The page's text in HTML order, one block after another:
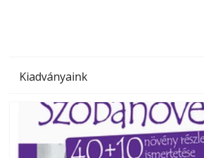
Kiadványaink